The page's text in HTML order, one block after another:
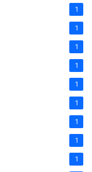
1
1
1
1
1
1
1
1
1